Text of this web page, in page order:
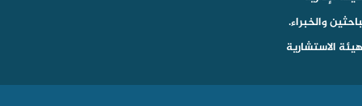
والخبراء.
الاستشارية